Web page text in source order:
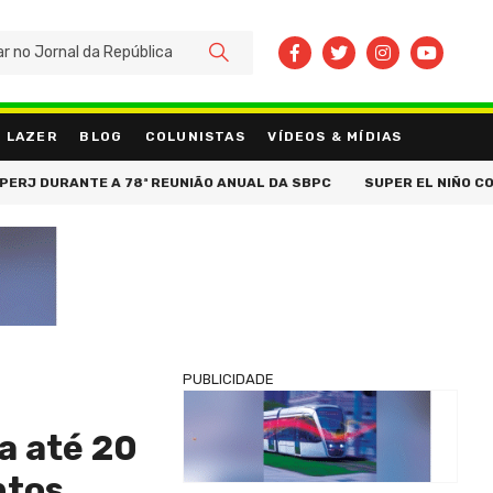
LAZER BLOG COLUNISTAS VÍDEOS & MÍDIAS
A 78ª REUNIÃO ANUAL DA SBPC SUPER EL NIÑO COLOCA
BUSCAR
até 20
PUBLICIDADE